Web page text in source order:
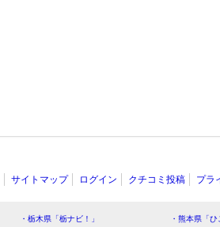
サイトマップ ログイン クチコミ投稿 プラ
・栃木県「栃ナビ！」 ・熊本県「